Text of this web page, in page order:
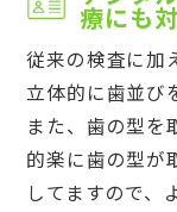
療にも
従来の検査に加
立体的に歯並び
また、歯の型を
的楽に歯の型が
してますので、